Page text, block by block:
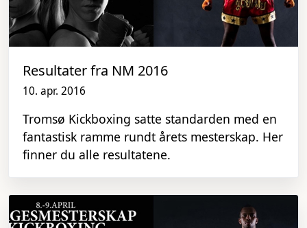
Resultater fra NM 2016
10. apr. 2016
Tromsø Kickboxing satte standarden med en
fantastisk ramme rundt årets mesterskap. Her
finner du alle resultatene.